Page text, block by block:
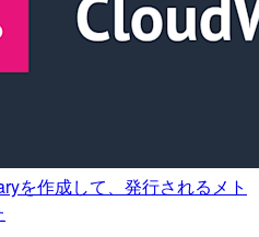
を作成して、発行されるメト